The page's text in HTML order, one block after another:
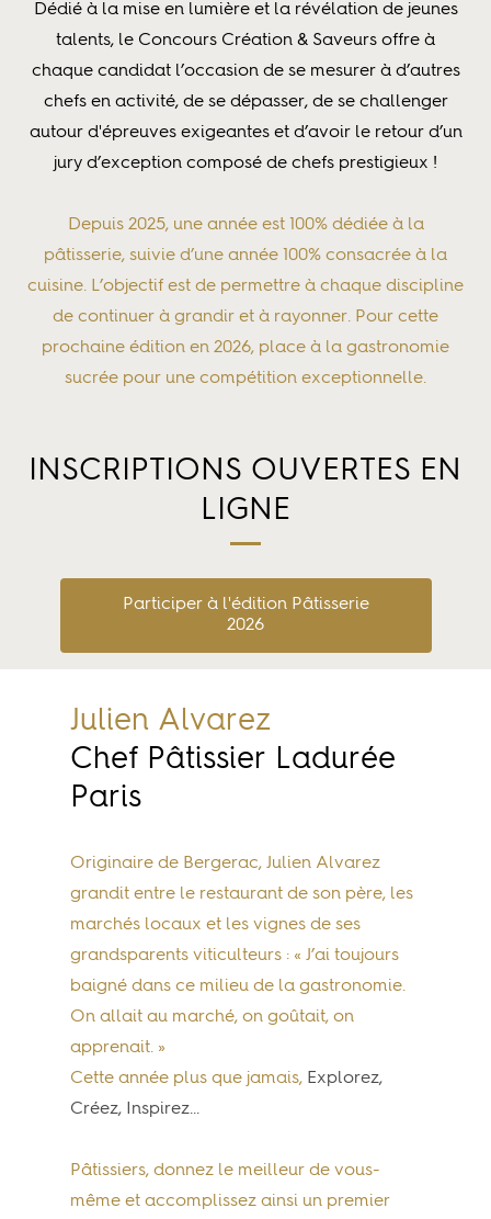
Dédié à la mise en lumière et la révélation de jeunes
talents, le Concours Création & Saveurs offre à
chaque candidat l’occasion de se mesurer à d’autres
chefs en activité, de se dépasser, de se challenger
autour d'épreuves exigeantes et d’avoir le retour d’un
jury d’exception composé de chefs prestigieux !
Depuis 2025, une année est 100% dédiée à la
pâtisserie, suivie d’une année 100% consacrée à la
cuisine. L’objectif est de permettre à chaque discipline
de continuer à grandir et à rayonner. Pour cette
prochaine édition en 2026, place à la gastronomie
sucrée pour une compétition exceptionnelle.
INSCRIPTIONS OUVERTES EN
LIGNE
Participer à l'édition Pâtisserie
2026
Julien Alvarez
Chef Pâtissier Ladurée
Paris
Originaire de Bergerac, Julien Alvarez
grandit entre le restaurant de son père, les
marchés locaux et les vignes de ses
grandsparents viticulteurs : « J’ai toujours
baigné dans ce milieu de la gastronomie.
On allait au marché, on goûtait, on
apprenait. »
Cette année plus que jamais,Explorez,
Créez, Inspirez...
Pâtissiers, donnez le meilleur de vous-
même et accomplissez ainsi un premier